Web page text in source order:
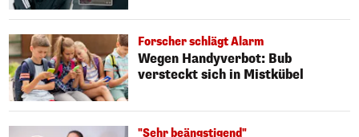
Forscher schlägt Alarm
Wegen Handyverbot: Bub
versteckt sich in Mistkübel
"Sehr beängstigend"